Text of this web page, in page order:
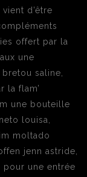
d’être
offert par la
une
saline,
la flam’
une bouteille
louisa,
moltado
jenn astride,
pour une entrée